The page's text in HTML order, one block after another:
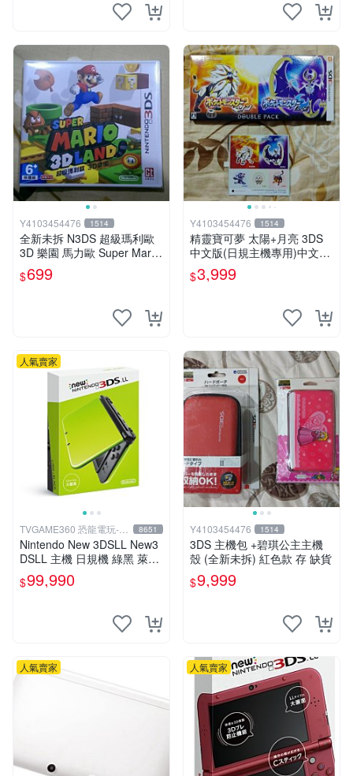
Y4103454476 1514
全新未拆 N3DS 超級瑪利歐
3D 樂園 馬力歐 Super Mario
3D Land 中文版 台規機專用
$699
Y4103454476 1514
精靈寶可夢 太陽+月亮 3DS
中文版(日規主機專用)中文版
全新未拆
$3,999
人氣賣家
TVGAME360 恐龍電玩-台
中店
8651
Nintendo New 3DSLL New3
DSLL 主機 日規機 綠黑 萊姆
黑 (送充電器+保護貼)【台中
恐龍電玩】
$99,990
Y4103454476 1514
3DS 主機包 +碧琪公主主機
殼 (全新未拆) 紅色款 存 缺貨
$9,999
人氣賣家 人氣賣家